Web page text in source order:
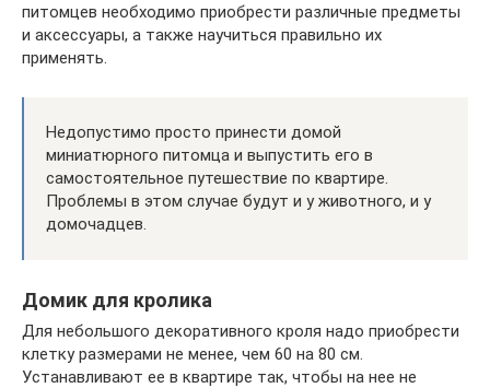
питомцев необходимо приобрести различные предметы
и аксессуары, а также научиться правильно их
применять.
Недопустимо просто принести домой
миниатюрного питомца и выпустить его в
самостоятельное путешествие по квартире.
Проблемы в этом случае будут и у животного, и у
домочадцев.
Домик для кролика
Для небольшого декоративного кроля надо приобрести
клетку размерами не менее, чем 60 на 80 см.
Устанавливают ее в квартире так, чтобы на нее не